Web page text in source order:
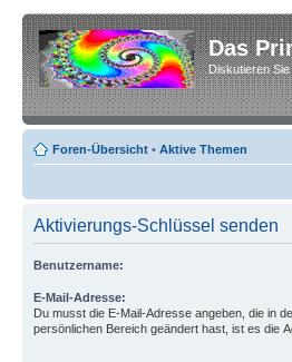
Das
Diskutieren
Foren-Übersicht • Aktive Themen
Aktivierungs-Schlüssel senden
Benutzername:
E-Mail-Adresse:
Du musst die E-Mail-Adresse angeben, die in
persönlichen Bereich geändert hast, ist es die